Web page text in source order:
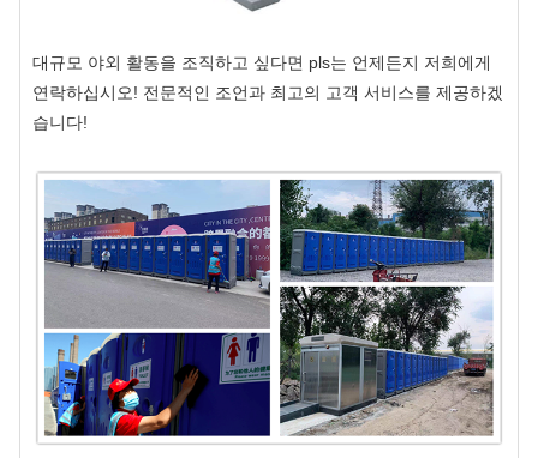
대규모 야외 활동을 조직하고 싶다면 pls는 언제든지 저희에게
연락하십시오! 전문적인 조언과 최고의 고객 서비스를 제공하겠
습니다!